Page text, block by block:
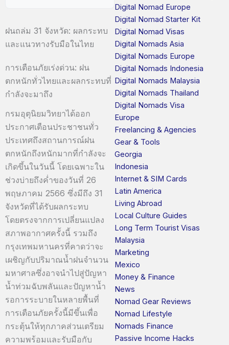
ฝนถล่ม 31 จังหวัด: ผลกระทบ
และแนวทางรับมือในไทย
การเตือนภัยเร่งด่วน: ฝน
ตกหนักทั่วไทยและผลกระทบที่
กำลังจะมาถึง
กรมอุตุนิยมวิทยาได้ออก
ประกาศเตือนประชาชนทั่ว
ประเทศถึงสถานการณ์ฝน
ตกหนักถึงหนักมากที่กำลังจะ
เกิดขึ้นในวันนี้ โดยเฉพาะใน
ช่วงบ่ายถึงค่ำของวันที่ 26
พฤษภาคม 2566 ซึ่งมีถึง 31
จังหวัดที่ได้รับผลกระทบ
โดยตรงจากการเปลี่ยนแปลง
สภาพอากาศครั้งนี้ รวมถึง
กรุงเทพมหานครที่คาดว่าจะ
เผชิญกับปริมาณน้ำฝนจำนวน
มหาศาลซึ่งอาจนำไปสู่ปัญหา
น้ำท่วมฉับพลันและปัญหาน้ำ
รอการระบายในหลายพื้นที่
การเตือนภัยครั้งนี้มีขึ้นเพื่อ
กระตุ้นให้ทุกภาคส่วนเตรียม
ความพร้อมและรับมือกับ
Digital Nomad Europe
Digital Nomad Starter Kit
Digital Nomad Visas
Digital Nomads Asia
Digital Nomads Europe
Digital Nomads Indonesia
Digital Nomads Malaysia
Digital Nomads Thailand
Digital Nomads Visa
Europe
Freelancing & Agencies
Gear & Tools
Georgia
Indonesia
Internet & SIM Cards
Latin America
Living Abroad
Local Culture Guides
Long Term Tourist Visas
Malaysia
Marketing
Mexico
Money & Finance
News
Nomad Gear Reviews
Nomad Lifestyle
Nomads Finance
Passive Income Hacks